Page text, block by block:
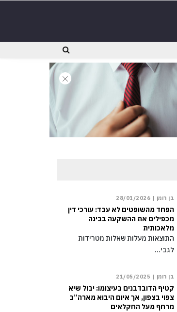
בן רומן | 28/01/2026
הפחד מהשופטים לא עבד: עורכי דין
מכפילים את ההשקעה בבינה
מלאכותית
התוצאות מעלות שאלות מטרידות
לגבי…
בן רומן | 21/05/2025
קטיף הדובדבנים בעיצומו: יבול שיא
צפוי בצפון, אך איום היבוא מארה”ב
מרחף מעל החקלאים